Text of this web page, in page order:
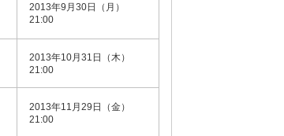
2013年9月30日（月）
21:00
2013年10月31日（木）
21:00
2013年11月29日（金）
21:00